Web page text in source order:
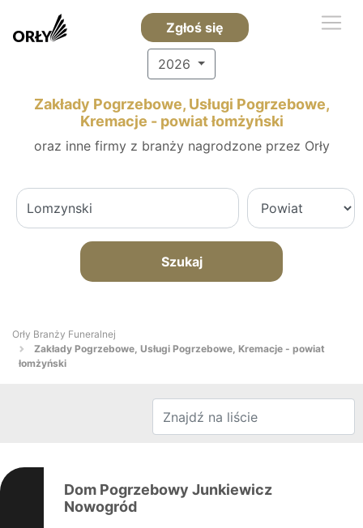
Zgłoś się
2026
Zakłady Pogrzebowe, Usługi Pogrzebowe,
Kremacje - powiat łomżyński
oraz inne firmy z branży nagrodzone przez Orły
Szukaj
Orły Branży Funeralnej
Zakłady Pogrzebowe, Usługi Pogrzebowe, Kremacje - powiat
łomżyński
Dom Pogrzebowy Junkiewicz
Nowogród